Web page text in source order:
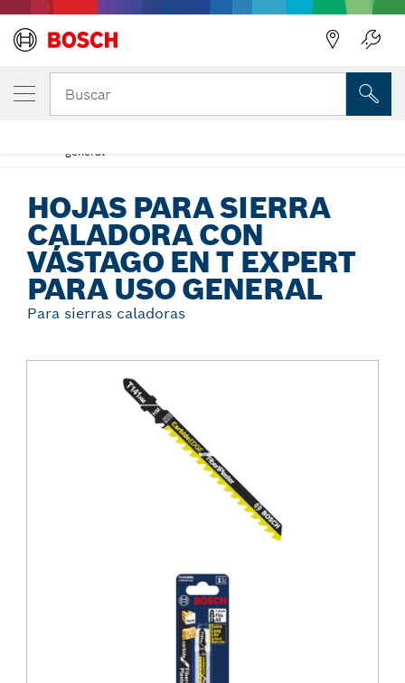
Buscar
general
HOJAS PARA SIERRA
CALADORA CON
VÁSTAGO EN T EXPERT
PARA USO GENERAL
Para sierras caladoras
TU VARIANTE SELECCIONADA
Hojas para sierra caladora con vástago en T
Expert para uso general